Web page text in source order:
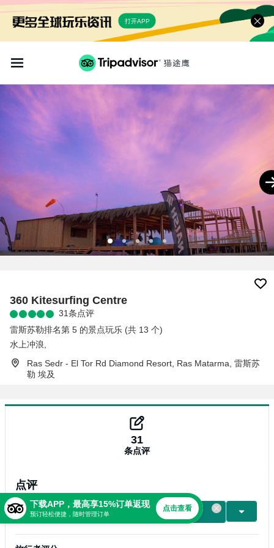
打开APP
360 Kitesurfing Centre
31条点评
雷斯苏勒排名第 5 的景点玩乐 (共 13 个)
水上冲浪
Ras Sedr - El Tor Rd Diamond Resort, Ras Matarma, 雷斯苏
勒 埃及
31
条点评
点评
写点评
下载APP，最高享15%订单返现
预订轻松便捷，随时管理订单
点击查看